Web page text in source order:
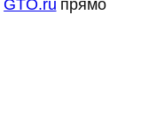
GTO.ru прямо